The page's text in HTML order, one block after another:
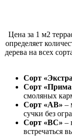
Цена за 1 м2
определяет
дерева на всех
Сорт
Сорт
смоляных
Сорт «АВ» –
сучки без
Сорт «ВС» –
встречаться